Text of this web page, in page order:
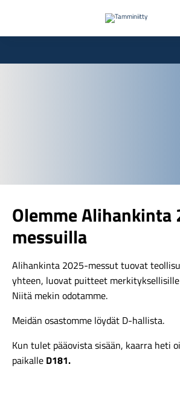
Olemme Alihankinta
messuilla
Alihankinta 2025-messut tuovat
yhteen, luovat puitteet
Niitä mekin odotamme.
Meidän osastomme löydät D-hallista.
Kun tulet pääovista sisään, kaarra heti
paikalle D181.